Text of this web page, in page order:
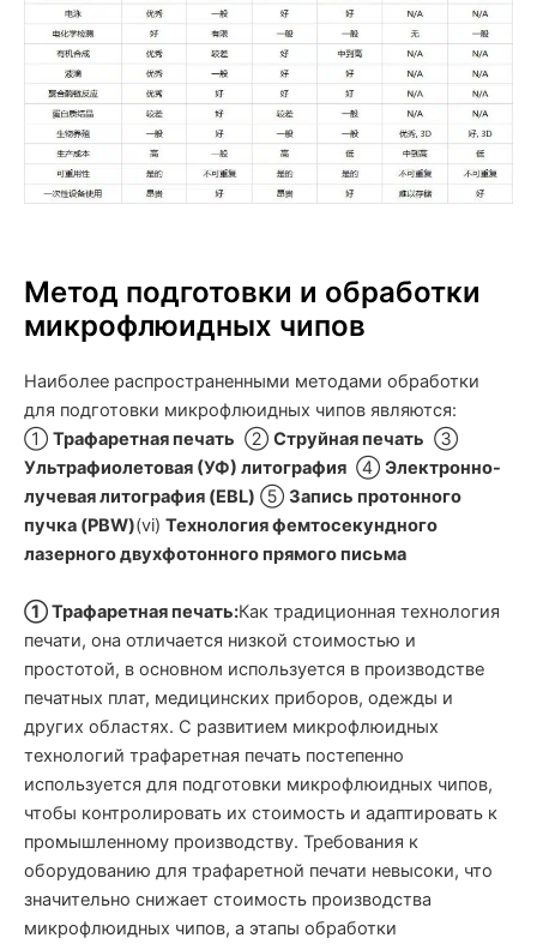
Метод подготовки и обработки
микрофлюидных чипов
Наиболее распространенными методами обработки
для подготовки микрофлюидных чипов являются:
① Трафаретная печать ② Струйная печать ③
Ультрафиолетовая (УФ) литография ④ Электронно-
лучевая литография (EBL) ⑤ Запись протонного
пучка (PBW)(vi) Технология фемтосекундного
лазерного двухфотонного прямого письма
① Трафаретная печать:Как традиционная технология
печати, она отличается низкой стоимостью и
простотой, в основном используется в производстве
печатных плат, медицинских приборов, одежды и
других областях. С развитием микрофлюидных
технологий трафаретная печать постепенно
используется для подготовки микрофлюидных чипов,
чтобы контролировать их стоимость и адаптировать к
промышленному производству. Требования к
оборудованию для трафаретной печати невысоки, что
значительно снижает стоимость производства
микрофлюидных чипов, а этапы обработки